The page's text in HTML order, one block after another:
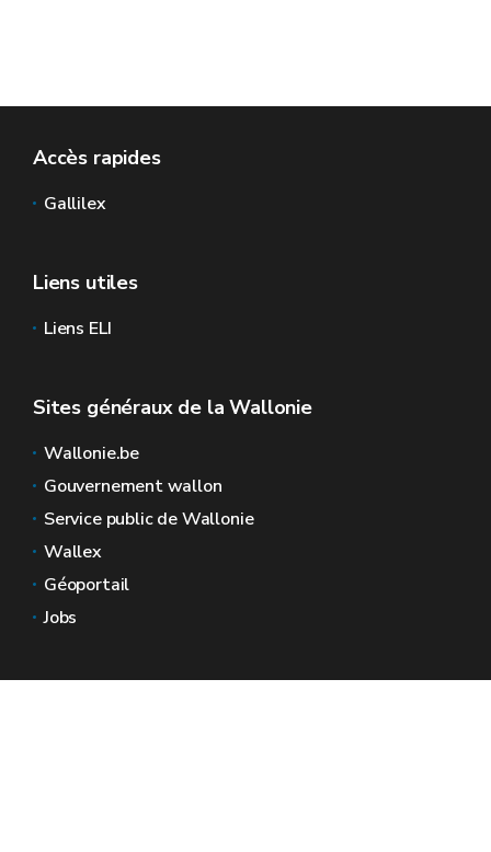
Accès rapides
Gallilex
Liens utiles
Liens ELI
Sites généraux de la Wallonie
Wallonie.be
Gouvernement wallon
Service public de Wallonie
Wallex
Géoportail
Jobs